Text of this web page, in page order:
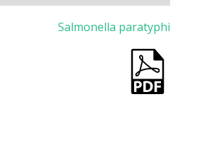
Salmonella paratyphi